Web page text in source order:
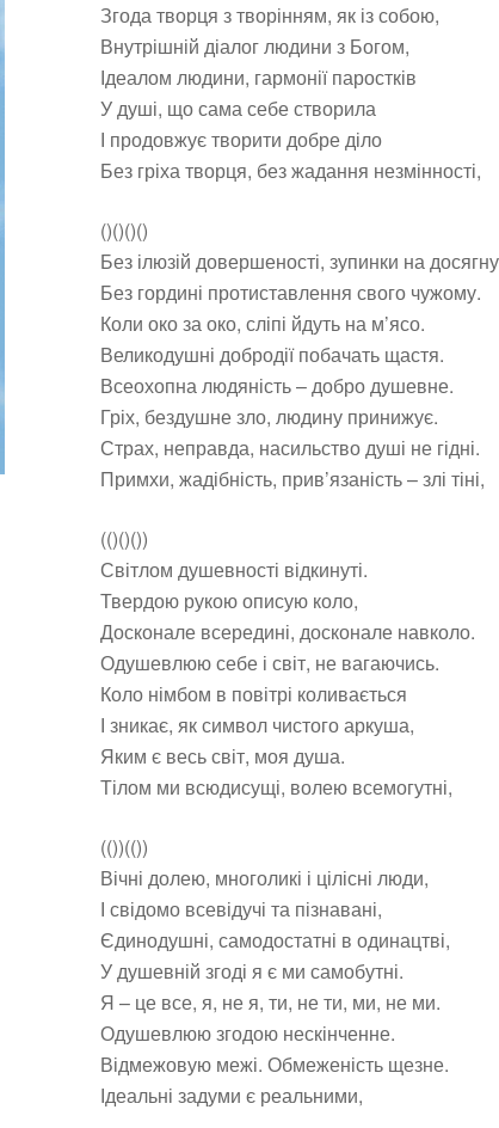
Згода творця з творінням, як із собою,
Внутрішній діалог людини з Богом,
Ідеалом людини, гармонії паростків
У душі, що сама себе створила
І продовжує творити добре діло
Без гріха творця, без жадання незмінності,
()()()()
Без ілюзій довершеності, зупинки на
Без гордині протиставлення свого чужому.
Коли око за око, сліпі йдуть на м’ясо.
Великодушні добродії побачать щастя.
Всеохопна людяність – добро душевне.
Гріх, бездушне зло, людину принижує.
Страх, неправда, насильство душі не гідні.
Примхи, жадібність, прив’язаність – злі тіні,
(()()())
Світлом душевності відкинуті.
Твердою рукою описую коло,
Досконале всередині, досконале навколо.
Одушевлюю себе і світ, не вагаючись.
Коло німбом в повітрі коливається
І зникає, як символ чистого аркуша,
Яким є весь світ, моя душа.
Тілом ми всюдисущі, волею всемогутні,
(())(())
Вічні долею, многоликі і цілісні люди,
І свідомо всевідучі та пізнавані,
Єдинодушні, самодостатні в одинацтві,
У душевній згоді я є ми самобутні.
Я – це все, я, не я, ти, не ти, ми, не ми.
Одушевлюю згодою нескінченне.
Відмежовую межі. Обмеженість щезне.
Ідеальні задуми є реальними,